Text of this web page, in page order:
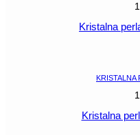
Kristalna
KRISTALNA
Kristalna